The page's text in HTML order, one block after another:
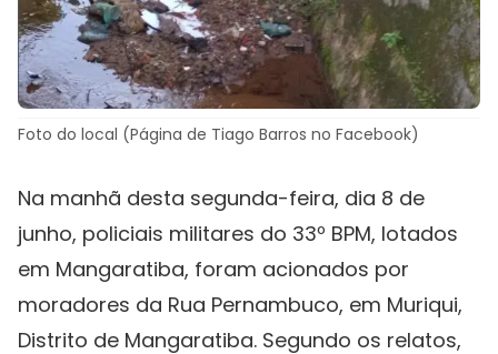
Foto do local (Página de Tiago Barros no Facebook)
Na manhã desta segunda-feira, dia 8 de
junho, policiais militares do 33º BPM, lotados
em Mangaratiba, foram acionados por
moradores da Rua Pernambuco, em Muriqui,
Distrito de Mangaratiba. Segundo os relatos,